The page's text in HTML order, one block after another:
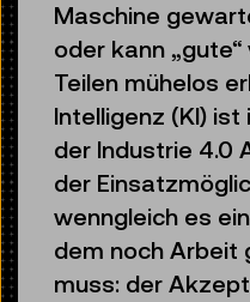
Maschine
oder kann
Teilen mühelos
Intelligenz (KI)
der Industrie 4.0
der
wenngleich es
dem noch Arbeit
muss: der